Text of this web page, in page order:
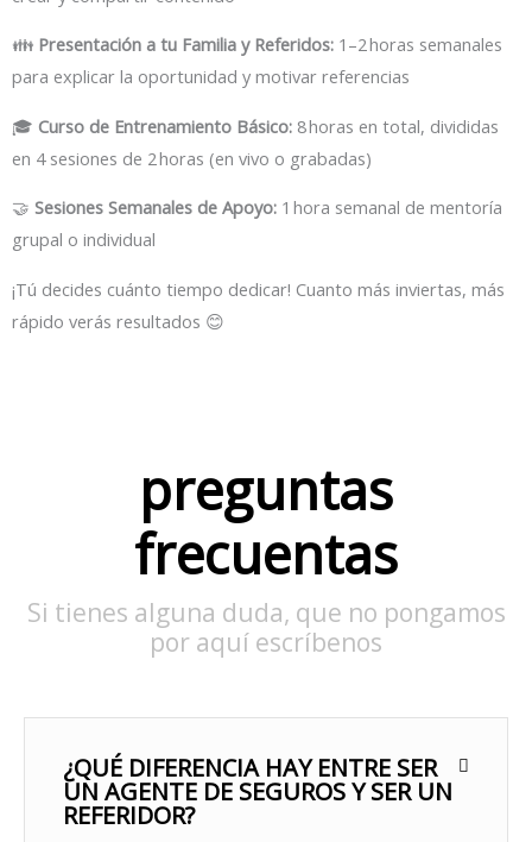
👪 Presentación a tu Familia y Referidos: 1–2 horas semanales
para explicar la oportunidad y motivar referencias
🎓 Curso de Entrenamiento Básico: 8 horas en total, divididas
en 4 sesiones de 2 horas (en vivo o grabadas)
🤝 Sesiones Semanales de Apoyo: 1 hora semanal de mentoría
grupal o individual
¡Tú decides cuánto tiempo dedicar! Cuanto más inviertas, más
rápido verás resultados 😊
preguntas
frecuentas
Si tienes alguna duda, que no pongamos
por aquí escríbenos
¿QUÉ DIFERENCIA HAY ENTRE SER
UN AGENTE DE SEGUROS Y SER UN
REFERIDOR?